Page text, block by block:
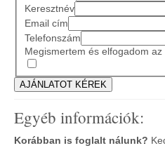
Keresztnév
Email cím
Telefonszám
Megismertem és elfogadom
Egyéb információk:
Korábban is foglalt nálunk?